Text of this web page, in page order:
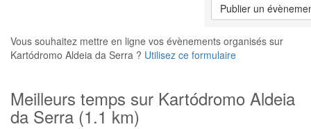
Publier un
Vous souhaitez mettre en ligne vos évènements organisés sur
Kartódromo Aldeia da Serra ? Utilisez ce formulaire
Meilleurs temps sur Kartódromo Aldeia
da Serra (1.1 km)